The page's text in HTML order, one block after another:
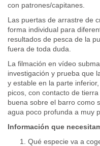
con patrones/capitanes.
Las puertas de arrastre de
forma individual para
resultados de pesca de la
fuera de toda duda.
La filmación en vídeo
investigación y prueba que
y estable en la parte
picos, con contacto de
buena sobre el barro como
agua poco profunda a muy
Información que
Qué especie va a